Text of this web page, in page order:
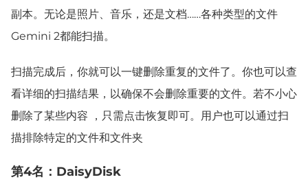
副本。无论是照片、音乐，还是文档……各种类型的文件
Gemini 2都能扫描。
扫描完成后，你就可以一键删除重复的文件了。你也可以查
看详细的扫描结果，以确保不会删除重要的文件。若不小心
删除了某些内容 ，只需点击恢复即可。用户也可以通过扫
描排除特定的文件和文件夹
第4名：DaisyDisk